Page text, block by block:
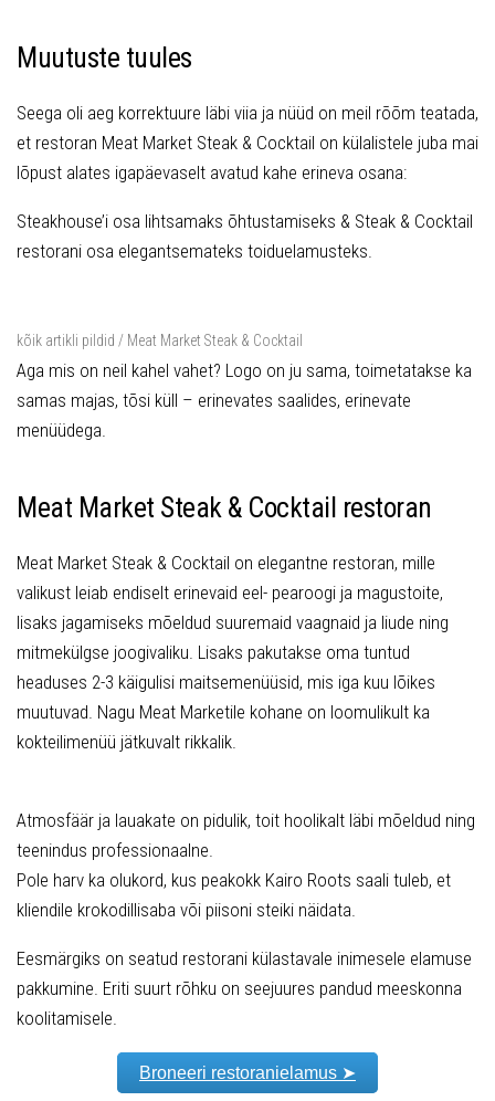
Muutuste tuules
Seega oli aeg korrektuure läbi viia ja nüüd on meil rõõm teatada,
et restoran Meat Market Steak & Cocktail on külalistele juba mai
lõpust alates igapäevaselt avatud kahe erineva osana:
Steakhouse’i osa lihtsamaks õhtustamiseks & Steak & Cocktail
restorani osa elegantsemateks toiduelamusteks.
kõik artikli pildid / Meat Market Steak & Cocktail
Aga mis on neil kahel vahet? Logo on ju sama, toimetatakse ka
samas majas, tõsi küll – erinevates saalides, erinevate
menüüdega.
Meat Market Steak & Cocktail restoran
Meat Market Steak & Cocktail on elegantne restoran, mille
valikust leiab endiselt erinevaid eel- pearoogi ja magustoite,
lisaks jagamiseks mõeldud suuremaid vaagnaid ja liude ning
mitmekülgse joogivaliku. Lisaks pakutakse oma tuntud
headuses 2-3 käigulisi maitsemenüüsid, mis iga kuu lõikes
muutuvad. Nagu Meat Marketile kohane on loomulikult ka
kokteilimenüü jätkuvalt rikkalik.
Atmosfäär ja lauakate on pidulik, toit hoolikalt läbi mõeldud ning
teenindus professionaalne.
Pole harv ka olukord, kus peakokk Kairo Roots saali tuleb, et
kliendile krokodillisaba või piisoni steiki näidata.
Eesmärgiks on seatud restorani külastavale inimesele elamuse
pakkumine. Eriti suurt rõhku on seejuures pandud meeskonna
koolitamisele.
Broneeri restoranielamus ➤